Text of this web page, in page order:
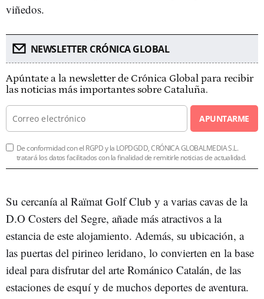
viñedos.
NEWSLETTER CRÓNICA GLOBAL
Apúntate a la newsletter de Crónica Global para recibir
las noticias más importantes sobre Cataluña.
APUNTARME
De conformidad con el RGPD y la LOPDGDD, CRÓNICA GLOBALMEDIA S.L.
tratará los datos facilitados con la finalidad de remitirle noticias de actualidad.
Su cercanía al Raïmat Golf Club y a varias cavas de la
D.O Costers del Segre, añade más atractivos a la
estancia de este alojamiento. Además, su ubicación, a
las puertas del pirineo leridano, lo convierten en la base
ideal para disfrutar del arte Románico Catalán, de las
estaciones de esquí y de muchos deportes de aventura.